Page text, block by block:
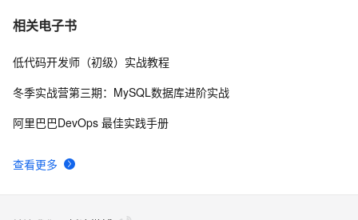
7 Docker学习路线图 (持续更新中)
8 利用Zipkin对Spring Cloud应用进行服务追踪分析
CI
相关电子书
查看更多
低代码开发师（初级）实战教程
冬季实战营第三期：MySQL数据库进阶实战
阿里巴巴DevOps 最佳实践手册